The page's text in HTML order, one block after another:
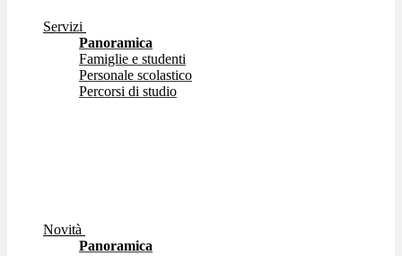
Servizi
Panoramica
Famiglie e studenti
Personale scolastico
Percorsi di studio
Novità
Panoramica